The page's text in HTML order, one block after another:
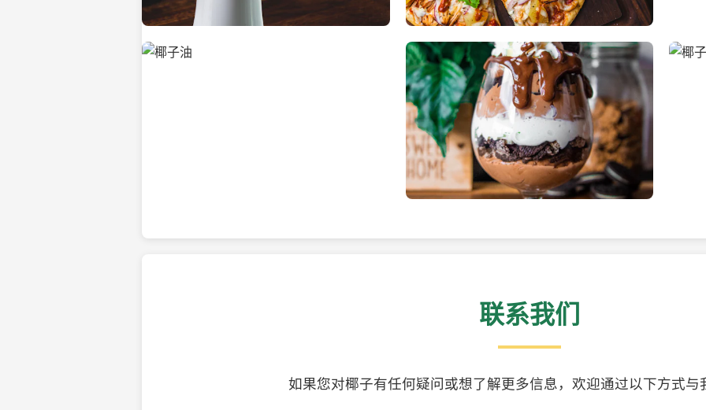
热带海滩上的椰子树 新鲜采摘的椰子 清凉
联系我们
如果您对椰子有任何疑问或想了解更多信息，欢迎通过以下方式与